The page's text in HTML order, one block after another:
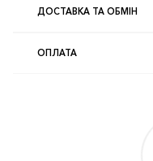
ДОСТАВКА ТА ОБМІН
ОПЛАТА